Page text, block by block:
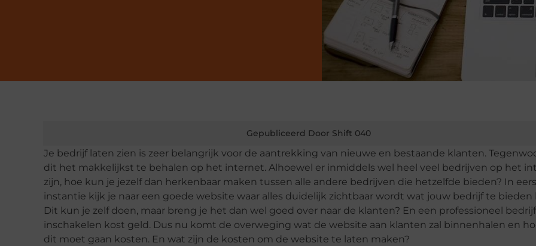
Gepubliceerd Door Shift 040
Je bedrijf laten zien is zeer belangrijk voor de aantrekking van nieuwe en bestaande klanten.
dit het makkelijkst te behalen op het internet. Alhoewel er inmiddels wel heel veel bedrijven op het
zijn, hoe kun je jezelf dan herkenbaar maken tussen alle andere bedrijven die hetzelfde bieden? In
instantie kijk je naar een goede website waar alles duidelijk zichtbaar wordt wat jouw bedrijf te bieden
Dit kun je zelf doen, maar breng je het dan wel goed over naar de klanten? En een professioneel bedrijf
inschakelen kost geld. Dus nu komt de overweging wat de website aan klanten zal binnenhalen en
dit moet gaan kosten. En wat zijn de kosten om de website te laten maken?